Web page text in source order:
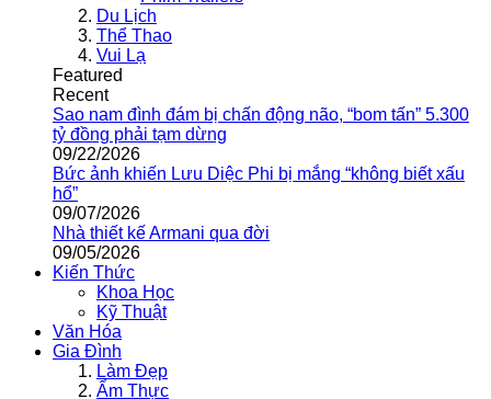
Du Lịch
Thể Thao
Vui Lạ
Featured
Recent
Sao nam đình đám bị chấn động não, “bom tấn” 5.300
tỷ đồng phải tạm dừng
09/22/2026
Bức ảnh khiến Lưu Diệc Phi bị mắng “không biết xấu
hổ”
09/07/2026
Nhà thiết kế Armani qua đời
09/05/2026
Kiến Thức
Khoa Học
Kỹ Thuật
Văn Hóa
Gia Đình
Làm Đẹp
Ẩm Thực